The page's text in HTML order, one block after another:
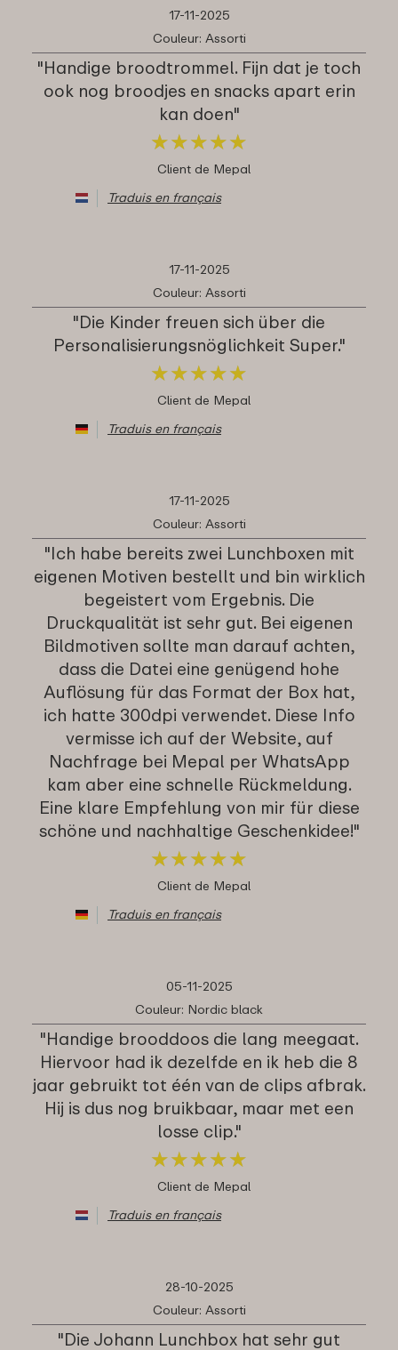
17-11-2025
Couleur: Assorti
"Handige broodtrommel. Fijn dat je toch
ook nog broodjes en snacks apart erin
kan doen"
★★★★★
★★★★★
Client de Mepal
Traduis en français
17-11-2025
Couleur: Assorti
"Die Kinder freuen sich über die
Personalisierungsnöglichkeit Super."
★★★★★
★★★★★
Client de Mepal
Traduis en français
17-11-2025
Couleur: Assorti
"Ich habe bereits zwei Lunchboxen mit
eigenen Motiven bestellt und bin wirklich
begeistert vom Ergebnis. Die
Druckqualität ist sehr gut. Bei eigenen
Bildmotiven sollte man darauf achten,
dass die Datei eine genügend hohe
Auflösung für das Format der Box hat,
ich hatte 300dpi verwendet. Diese Info
vermisse ich auf der Website, auf
Nachfrage bei Mepal per WhatsApp
kam aber eine schnelle Rückmeldung.
Eine klare Empfehlung von mir für diese
schöne und nachhaltige Geschenkidee!"
★★★★★
★★★★★
Client de Mepal
Traduis en français
05-11-2025
Couleur: Nordic black
"Handige brooddoos die lang meegaat.
Hiervoor had ik dezelfde en ik heb die 8
jaar gebruikt tot één van de clips afbrak.
Hij is dus nog bruikbaar, maar met een
losse clip."
★★★★★
★★★★★
Client de Mepal
Traduis en français
28-10-2025
Couleur: Assorti
"Die Johann Lunchbox hat sehr gut